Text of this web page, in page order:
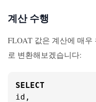
계산 수행
FLOAT 값은 계산에 매우
로 변환해보겠습니다:
SELECT
id,